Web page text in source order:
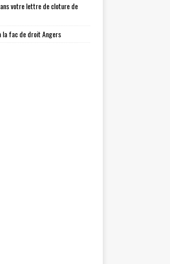
votre lettre de cloture de
la fac de droit Angers